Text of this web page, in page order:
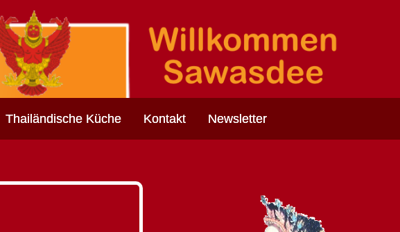
Thailändische Küche Kontakt Newsletter